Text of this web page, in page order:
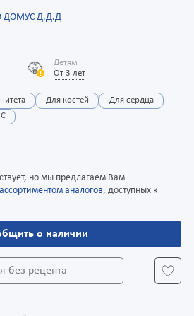
ДОМУС Д.Д.Д
Детям
От 3 лет
Для костей
Для сердца
но мы предлагаем Вам
ассортиментом аналогов, доступных к
о наличии
без рецепта